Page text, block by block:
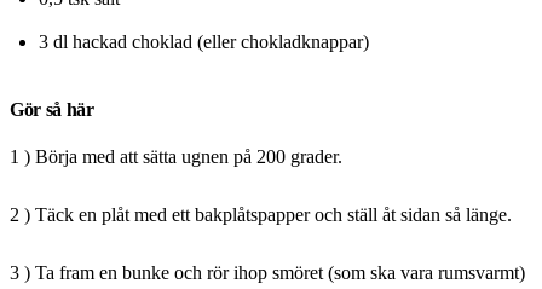
3 dl hackad choklad (eller chokladknappar)
Gör så här
1 ) Börja med att sätta ugnen på 200 grader.
2 ) Täck en plåt med ett bakplåtspapper och ställ åt sidan så länge.
3 ) Ta fram en bunke och rör ihop smöret (som ska vara rumsvarmt)